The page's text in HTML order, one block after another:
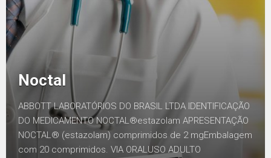
Noctal
ABBOTT LABORATÓRIOS DO BRASIL LTDA IDENTIFICAÇÃO
DO MEDICAMENTO NOCTAL®estazolam APRESENTAÇÃO
NOCTAL® (estazolam) comprimidos de 2 mgEmbalagem
com 20 comprimidos. VIA ORALUSO ADULTO